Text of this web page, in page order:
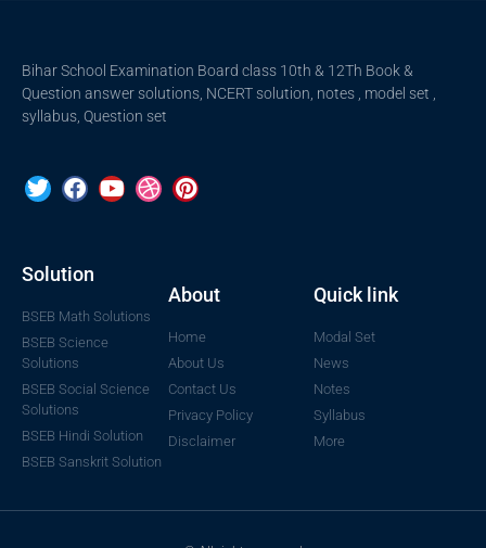
Bihar School Examination Board class 10th & 12Th Book &
Question answer solutions, NCERT solution, notes , model set ,
syllabus, Question set
Solution
BSEB Math Solutions
BSEB Science
Solutions
BSEB Social Science
Solutions
BSEB Hindi Solution
BSEB Sanskrit Solution
About
Home
About Us
Contact Us
Privacy Policy
Disclaimer
Quick link
Modal Set
News
Notes
Syllabus
More